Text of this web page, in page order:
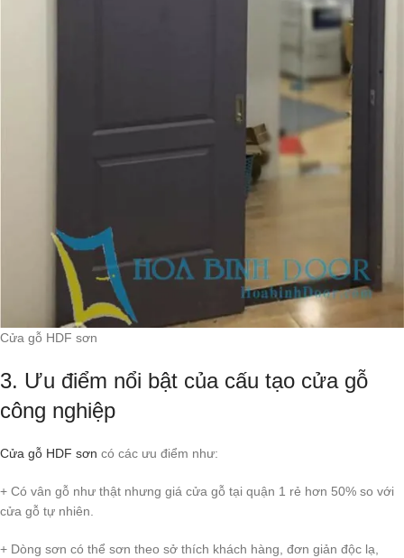
Cửa gỗ HDF sơn
3. Ưu điểm nổi bật của cấu tạo cửa gỗ
công nghiệp
Cửa gỗ HDF sơn có các ưu điểm như:
+ Có vân gỗ như thật nhưng giá cửa gỗ tại quận 1 rẻ hơn 50% so với
cửa gỗ tự nhiên.
+ Dòng sơn có thể sơn theo sở thích khách hàng, đơn giản độc lạ,